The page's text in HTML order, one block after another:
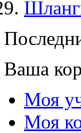
Ваша
Моя
Моя